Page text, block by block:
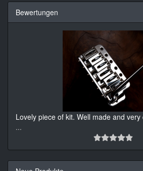
Bewertungen
Lovely piece of kit. Well made and
...